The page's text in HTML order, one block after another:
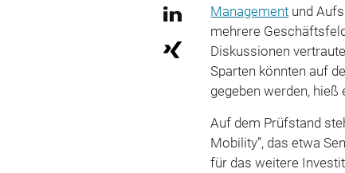
Management und
mehrere
Diskussionen
Sparten könnten auf
gegeben werden, hieß
Auf dem Prüfstand
Mobility”, das etwa
für das weitere